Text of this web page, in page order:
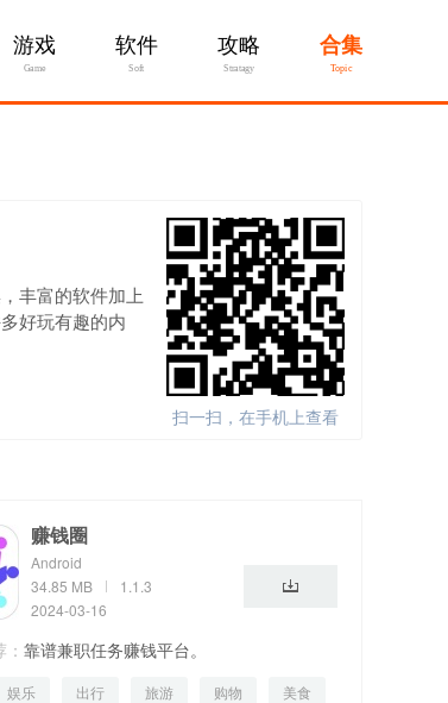
游戏
Game
软件
Soft
攻略
Stratagy
合集
Topic
丰富的软件加上
好玩有趣的内
扫一扫，在手机上查看
赚钱圈
Android
34.85 MB
1.1.3
2024-03-16
靠谱兼职任务赚钱平台。
娱乐 出行 旅游 购物
美食